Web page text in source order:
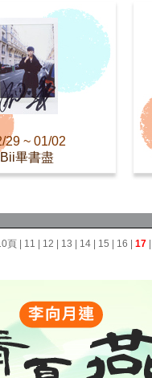
29 ~ 01/02
Bii畢書盡
頁 11 12 13 14 15 16 17